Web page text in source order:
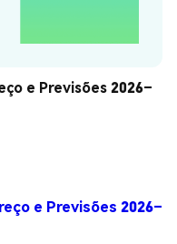
e Previsões 2026–
e Previsões 2026–